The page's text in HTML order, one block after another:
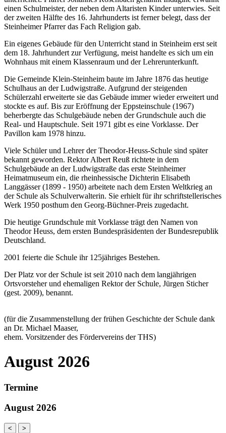
einen Schulmeister, der neben dem Altaristen Kinder unterwies. Seit
der zweiten Hälfte des 16. Jahrhunderts ist ferner belegt, dass der
Steinheimer Pfarrer das Fach Religion gab.
Ein eigenes Gebäude für den Unterricht stand in Steinheim erst seit
dem 18. Jahrhundert zur Verfügung, meist handelte es sich um ein
Wohnhaus mit einem Klassenraum und der Lehrerunterkunft.
Die Gemeinde Klein-Steinheim baute im Jahre 1876 das heutige
Schulhaus an der Ludwigstraße. Aufgrund der steigenden
Schülerzahl erweiterte sie das Gebäude immer wieder erweitert und
stockte es auf. Bis zur Eröffnung der Eppsteinschule (1967)
beherbergte das Schulgebäude neben der Grundschule auch die
Real- und Hauptschule. Seit 1971 gibt es eine Vorklasse. Der
Pavillon kam 1978 hinzu.
Viele Schüler und Lehrer der Theodor-Heuss-Schule sind später
bekannt geworden. Rektor Albert Reuß richtete in dem
Schulgebäude an der Ludwigstraße das erste Steinheimer
Heimatmuseum ein, die rheinhessische Dichterin Elisabeth
Langgässer (1899 - 1950) arbeitete nach dem Ersten Weltkrieg an
der Schule als Schulverwalterin. Sie erhielt für ihr schriftstellerisches
Werk 1950 posthum den Georg-Büchner-Preis zugedacht.
Die heutige Grundschule mit Vorklasse trägt den Namen von
Theodor Heuss, dem ersten Bundespräsidenten der Bundesrepublik
Deutschland.
2001 feierte die Schule ihr 125jähriges Bestehen.
Der Platz vor der Schule ist seit 2010 nach dem langjährigen
Ortsvorsteher und ehemaligen Rektor der Schule, Jürgen Sticher
(gest. 2009), benannt.
(für die Zusammenstellung der frühen Geschichte der Schule dank
an Dr. Michael Maaser,
ehem. Vorsitzender des Fördervereins der THS)
August 2026
Termine
August 2026
< >